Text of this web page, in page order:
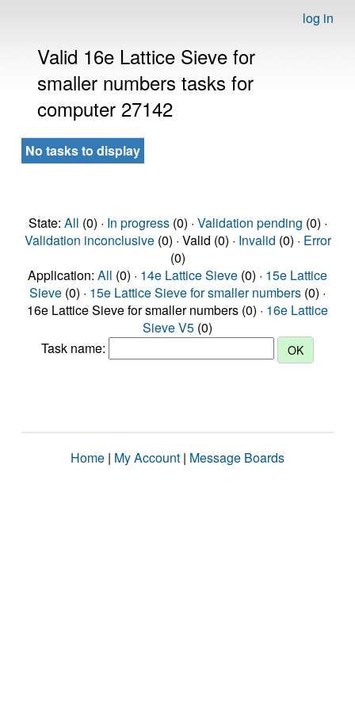
log in
Valid 16e Lattice Sieve for
smaller numbers tasks for
computer 27142
No tasks to display
State: All (0) · In progress(0) · Validation pending (0) ·
Validation inconclusive(0) · Valid (0) · Invalid (0) · Error
(0)
Application: All (0) · 14e Lattice Sieve (0) · 15e Lattice
Sieve (0) · 15e Lattice Sieve for smaller numbers (0) ·
16e Lattice Sieve for smaller numbers (0) · 16e Lattice
Sieve V5 (0)
Task name:
Home | My Account | Message Boards